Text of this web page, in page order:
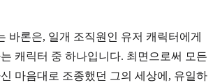
바론은, 일개 조직원인 유저 캐릭터에게
캐릭터 중 하나입니다. 최면 으로써 모든
마음대로 조종했던 그의 세상에, 유일하